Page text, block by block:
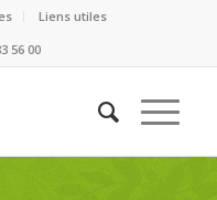
Liens utiles
56 00